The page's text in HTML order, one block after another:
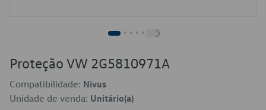
Proteção VW 2G5810971A
Compatibilidade: Nivus
Unidade de venda: Unitário(a)